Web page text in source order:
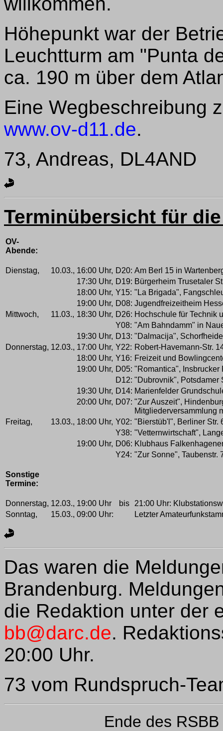
Höhepunkt war der
Leuchtturm am "Punta
ca. 190 m über dem
Eine Wegbeschreibung
www.ov-d11.de.
73, Andreas, DL4AND
Terminübersicht für
OV-
Abende:
Dienstag, 10.03., 16:00 Uhr, D20: Am Berl 15 in
17:30 Uhr, D19: Bürgerheim Trusetaler
18:00 Uhr, Y15: "La Brigada",
19:00 Uhr, D08: Jugendfreizeitheim
Mittwoch,
11.03., 18:30 Uhr, D26: Hochschule für Technik
Y08: "Am Bahndamm" in
19:30 Uhr, D13: "Dalmacija",
Donnerstag, 12.03., 17:00 Uhr, Y22: Robert-Havemann-Str.
18:00 Uhr, Y16: Freizeit und
19:00 Uhr, D05: "Romantica", Insbrucker
D12: "Dubrovnik", Potsdamer
19:30 Uhr, D14: Marienfelder
20:00 Uhr, D07: "Zur Auszeit",
Mitgliederversammlung
Freitag,
13.03., 18:00 Uhr, Y02: "Bierstüb'l", Berliner Str.
Y38: "Vetternwirtschaft",
19:00 Uhr, D06: Klubhaus
Y24: "Zur Sonne", Taubenstr.
Sonstige
Termine:
Donnerstag, 12.03., 19:00 Uhr bis
21:00 Uhr:
Sonntag,
15.03., 09:00 Uhr: Letzter
Das waren die
Brandenburg.
die Redaktion unter der
bb@darc.de.
20:00 Uhr.
73 vom Rundspruch-
Ende des